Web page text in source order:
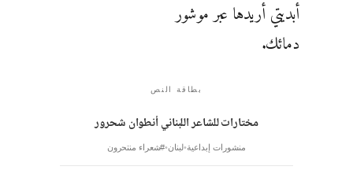
أبديتي أريدها عبر موشور
دمائك.
بطاقة النص
مختارات للشاعر اللبناني أنطوان شحرور
منشورات إبداعية لبنان #شعراء منتحرون